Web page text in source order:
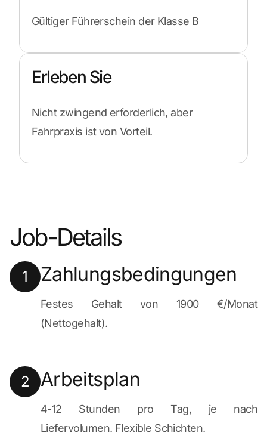
Gültiger Führerschein der Klasse B
Erleben Sie
Nicht zwingend erforderlich, aber
Fahrpraxis ist von Vorteil.
Job-Details
1 Zahlungsbedingungen
Festes Gehalt von 1900 €/Monat
(Nettogehalt).
2 Arbeitsplan
4-12 Stunden pro Tag, je nach
Liefervolumen. Flexible Schichten.